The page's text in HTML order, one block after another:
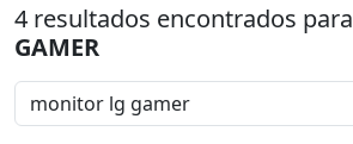
4 resultados encontrados para
GAMER